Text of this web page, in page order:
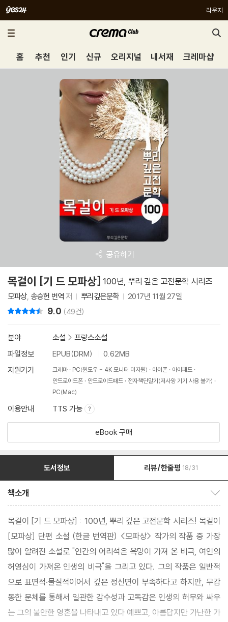
라운지
홈 추천 인기 신규 오리지널 내서재 크레마샵
공유하기
목걸이 [기 드 모파상] 100년, 뿌리 깊은 고전문학 시리즈
모파상, 송승헌 번역 저 뿌리깊은문학 2017년 11월 27일
9.0 (49건)
분야 소설 > 프랑스소설
파일정보
EPUB(DRM)
0.62MB
지원기기
크레마 PC(윈도우 - 4K 모니터 미지원) 아이폰
아이패드
안드로이드폰
안드로이드패드
전자책단말기(저사양 기기 사용 불가)
PC(Mac)
이용안내 TTS 가능
eBook 구매
도서정보 리뷰/한줄평 18/31
책소개
목걸이 [기 드 모파상] : 100년, 뿌리 깊은 고전문학 시리즈! 목걸이
[모파상] 단편 소설 (한글 번역판) <모파상> 작가의 작품 중 가장
많이 알려진 소설로 "인간의 어리석은 욕망이 가져 온 비극, 여인의
허영심이 가져온 인생의 비극"을 그리고 있다. 그의 작품은 일반적
으로 표면적·물질적이어서 깊은 정신면이 부족하다고 하지만, 무감
동한 문체를 통해서 일관한 감수성과 고독감은 인생의 허무와 싸우
는 그의 불안한 영혼을 나타내고 있다 예쁘고, 아름답지만 가난한 가